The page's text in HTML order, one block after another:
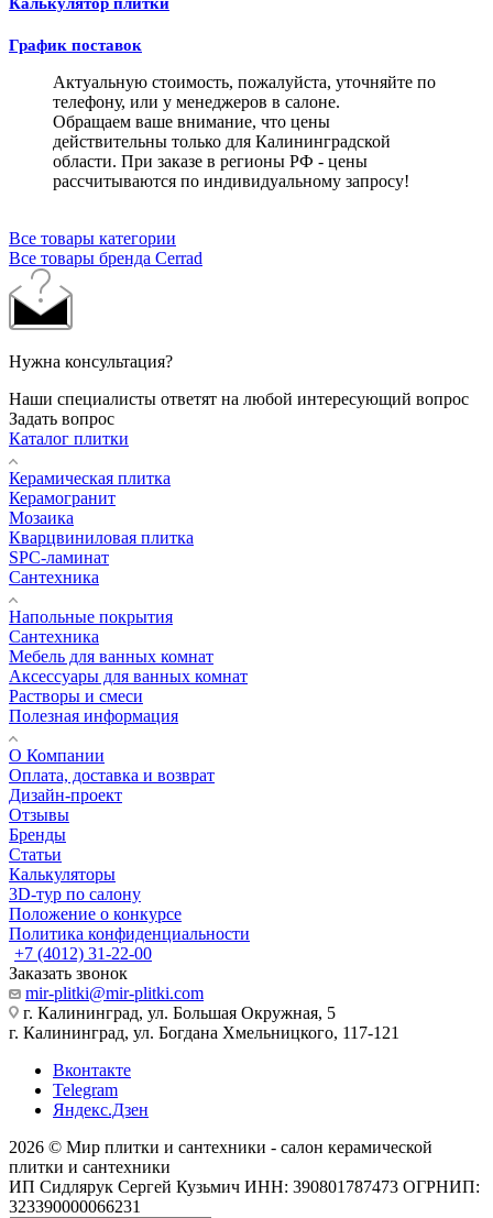
График поставок
Актуальную стоимость, пожалуйста, уточняйте по
телефону, или у менеджеров в салоне.
Обращаем ваше внимание, что цены
действительны только для Калининградской
области. При заказе в регионы РФ - цены
рассчитываются по индивидуальному запросу!
Все товары категории
Все товары бренда Cerrad
Нужна консультация?
Наши специалисты ответят на любой интересующий вопрос
Задать вопрос
Каталог плитки
Керамическая плитка
Керамогранит
Мозаика
Кварцвиниловая плитка
SPC-ламинат
Сантехника
Напольные покрытия
Сантехника
Мебель для ванных комнат
Аксессуары для ванных комнат
Растворы и смеси
Полезная информация
О Компании
Оплата, доставка и возврат
Дизайн-проект
Отзывы
Бренды
Статьи
Калькуляторы
3D-тур по салону
Положение о конкурсе
Политика конфиденциальности
+7 (4012) 31-22-00
Заказать звонок
mir-plitki@mir-plitki.com
г. Калининград, ул. Большая Окружная, 5
г. Калининград, ул. Богдана Хмельницкого, 117-121
Вконтакте
Telegram
Яндекс.Дзен
2026 © Мир плитки и сантехники - салон керамической
плитки и сантехники
ИП Сидлярук Сергей Кузьмич ИНН: 390801787473 ОГРНИП:
323390000066231